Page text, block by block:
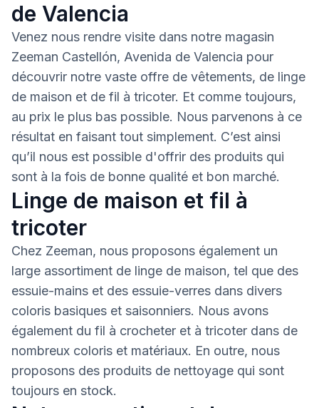
de Valencia
Venez nous rendre visite dans notre magasin
Zeeman Castellón, Avenida de Valencia pour
découvrir notre vaste offre de vêtements, de linge
de maison et de fil à tricoter. Et comme toujours,
au prix le plus bas possible. Nous parvenons à ce
résultat en faisant tout simplement. C’est ainsi
qu’il nous est possible d'offrir des produits qui
sont à la fois de bonne qualité et bon marché.
Linge de maison et fil à
tricoter
Chez Zeeman, nous proposons également un
large assortiment de linge de maison, tel que des
essuie-mains et des essuie-verres dans divers
coloris basiques et saisonniers. Nous avons
également du fil à crocheter et à tricoter dans de
nombreux coloris et matériaux. En outre, nous
proposons des produits de nettoyage qui sont
toujours en stock.